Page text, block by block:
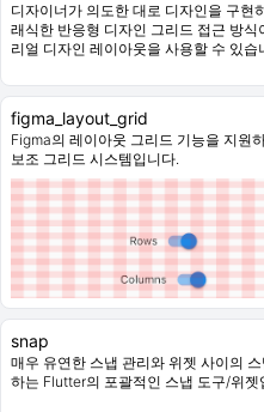
디자이너가 의도한 대로 디자인을 구현
래식한 반응형 디자인 그리드 접근 방식
리얼 디자인 레이아웃을 사용할 수 있습
figma_layout_grid
Figma의 레이아웃 그리드 기능을 지원
보조 그리드 시스템입니다.
snap
매우 유연한 스냅 관리와 위젯 사이의
하는 Flutter의 포괄적인 스냅 도구/위젯